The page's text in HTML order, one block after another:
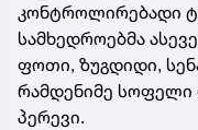
კონტროლირებადი
სამხედროებმა
ფოთი, ზუგდიდი,
რამდენიმე სოფელი
პერევი.